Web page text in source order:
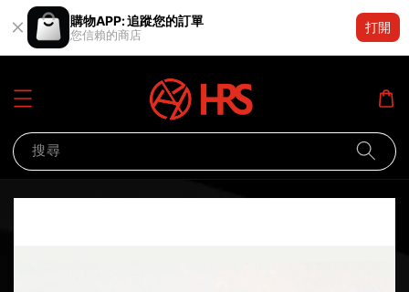
購物APP: 追蹤您的訂單
您信賴的商店
打開
搜尋